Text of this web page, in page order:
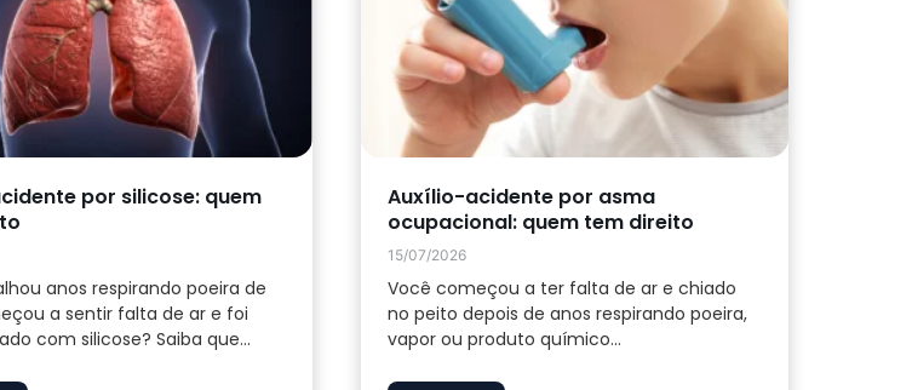
por silicose: quem
anos respirando poeira de
a sentir falta de ar e foi
com silicose? Saiba que...
Auxílio-acidente por asma
ocupacional: quem tem direito
15/07/2026
Você começou a ter falta de ar e chiado
no peito depois de anos respirando poeira,
vapor ou produto químico...